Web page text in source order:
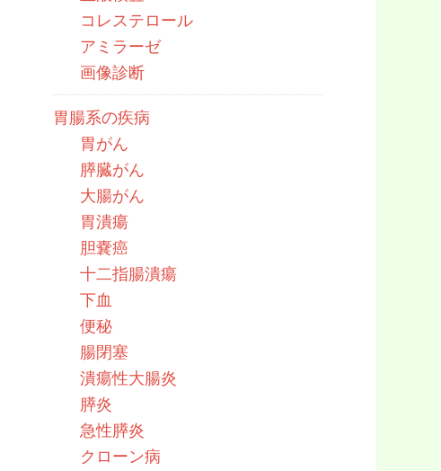
コレステロール
アミラーゼ
画像診断
胃腸系の疾病
胃がん
膵臓がん
大腸がん
胃潰瘍
胆嚢癌
十二指腸潰瘍
下血
便秘
腸閉塞
潰瘍性大腸炎
膵炎
急性膵炎
クローン病